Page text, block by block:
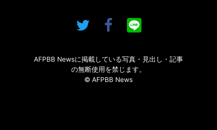
AFPBB Newsに掲載している写真・見出し・記事
の無断使用を禁じます。
© AFPBB News